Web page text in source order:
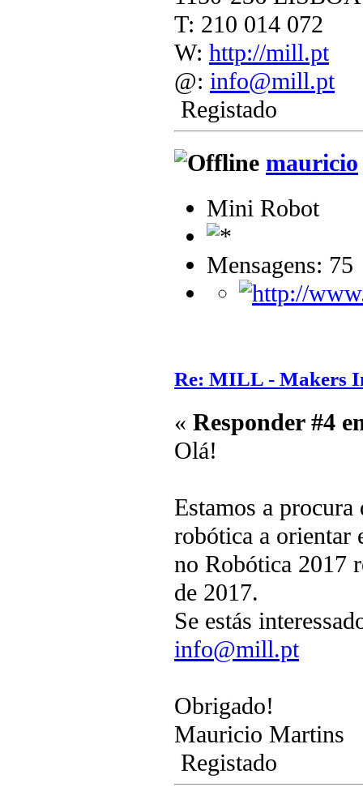
T: 210 014 072
W: http://mill.pt
@: info@mill.pt
Registado
mauricio
Mini Robot
Mensagens: 75
Re: MILL - Makers
« Responder #4
Olá!
Estamos a procura
robótica a orientar
no Robótica 2017
de 2017.
Se estás
info@mill.pt
Obrigado!
Mauricio Martins
Registado